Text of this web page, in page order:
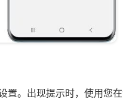
置。出现提示时，使用您